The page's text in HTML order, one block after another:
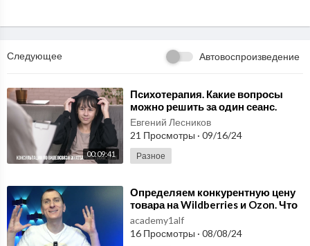
Следующее Автовоспроизведение
00:09:41
⁣Психотерапия. Какие вопросы
можно решить за один сеанс.
Улучшить качество жизни и
уменьшить приступы
Евгений Лесников
21 Просмотры · 09/16/24
Разное
⁣Определяем конкурентную цену
товара на Wildberries и Ozon. Что
нужно чтобы продавать на
вайлдберриз.
academy1alf
16 Просмотры · 08/08/24